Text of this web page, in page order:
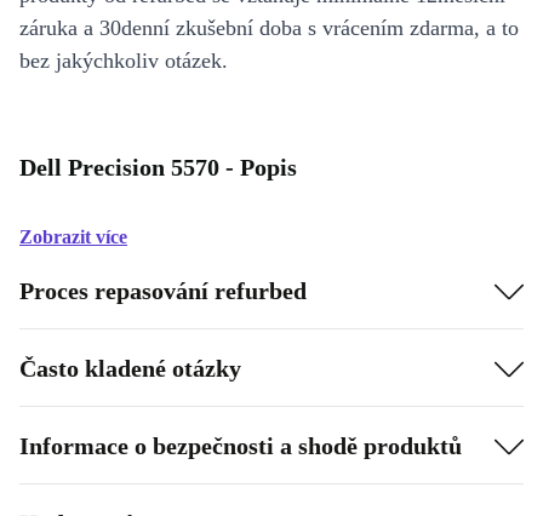
záruka a 30denní zkušební doba s vrácením zdarma, a to
bez jakýchkoliv otázek.
Dell Precision 5570 - Popis
Zobrazit více
Proces repasování refurbed
Často kladené otázky
Informace o bezpečnosti a shodě produktů